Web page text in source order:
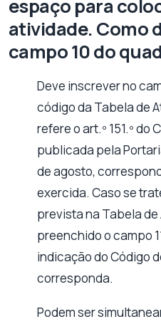
espaço para
atividade. Como
campo 10 do
Deve inscrever no
código da Tabela de
refere o art.º 151.º do
publicada pela
de agosto,
exercida. Caso se
prevista na Tabela
preenchido o campo
indicação do Código
corresponda.
Podem ser